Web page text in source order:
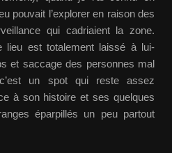
pouvait l’explorer en raison des
qui cadriaient la zone.
lieu est totalement laissé à lui-
et saccage des personnes mal
c’est un spot qui reste assez
à son histoire et ses quelques
éparpillés un peu partout